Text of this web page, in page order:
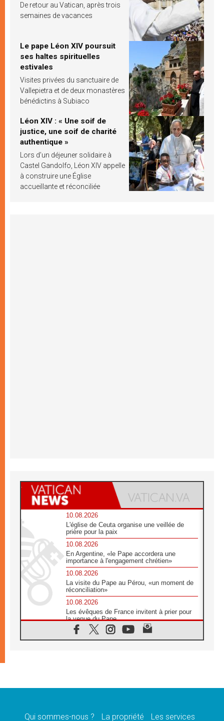
De retour au Vatican, après trois
semaines de vacances
Le pape Léon XIV poursuit
ses haltes spirituelles
estivales
Visites privées du sanctuaire de
Vallepietra et de deux monastères
bénédictins à Subiaco
Léon XIV : « Une soif de
justice, une soif de charité
authentique »
Lors d’un déjeuner solidaire à
Castel Gandolfo, Léon XIV appelle
à construire une Église
accueillante et réconciliée
10.08.2026
L'église de Ceuta organise une veillée de
prière pour la paix
10.08.2026
En Argentine, «le Pape accordera une
importance à l'engagement chrétien»
10.08.2026
La visite du Pape au Pérou, «un moment de
réconciliation»
10.08.2026
Les évêques de France invitent à prier pour
la venue du Pape
10.08.2026
Création d'un réseau des médias catholiques
09.08.2026
09.08.2026
Qui sommes-nous ? La propriété Les services